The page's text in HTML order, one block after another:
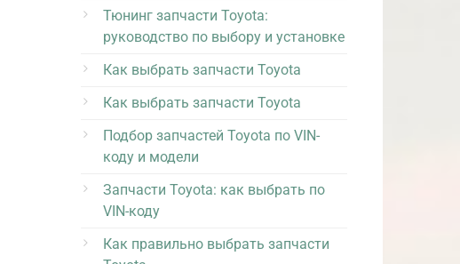
Тюнинг запчасти Toyota:
руководство по выбору и установке
Как выбрать запчасти Toyota
Как выбрать запчасти Toyota
Подбор запчастей Toyota по VIN-
коду и модели
Запчасти Toyota: как выбрать по
VIN-коду
Как правильно выбрать запчасти